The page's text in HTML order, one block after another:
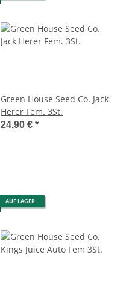
Green House Seed Co. Jack
Herer Fem. 3St.
24,90 € *
AUF LAGER